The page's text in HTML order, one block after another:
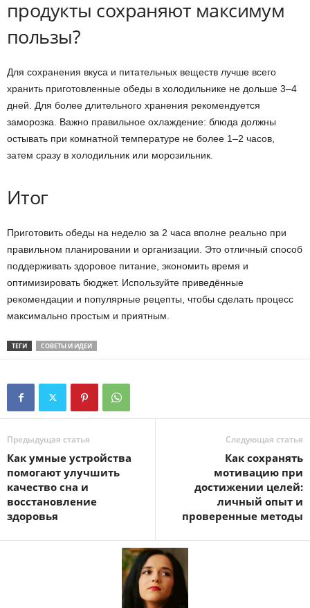
продукты сохраняют максимум
пользы?
Для сохранения вкуса и питательных веществ лучше всего
хранить приготовленные обеды в холодильнике не дольше 3–4
дней. Для более длительного хранения рекомендуется
заморозка. Важно правильное охлаждение: блюда должны
остывать при комнатной температуре не более 1–2 часов,
затем сразу в холодильник или морозильник.
Итог
Приготовить обеды на неделю за 2 часа вполне реально при
правильном планировании и организации. Это отличный способ
поддерживать здоровое питание, экономить время и
оптимизировать бюджет. Используйте приведённые
рекомендации и популярные рецепты, чтобы сделать процесс
максимально простым и приятным.
ТЕГИ СОВЕТЫ И ИДЕИ
Предыдущая статья
Как умные устройства
помогают улучшить
качество сна и
восстановление
здоровья
Следующая статья
Как сохранять
мотивацию при
достижении целей:
личный опыт и
проверенные методы